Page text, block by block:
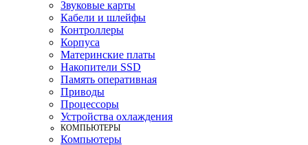
Звуковые карты
Кабели и шлейфы
Контроллеры
Корпуса
Материнские платы
Накопители SSD
Память оперативная
Приводы
Процессоры
Устройства охлаждения
КОМПЬЮТЕРЫ
Компьютеры